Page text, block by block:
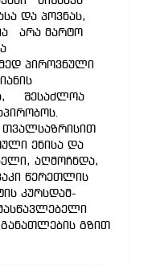
და პოვნას,
არა მარტო
პიროვნული
შესაძლოა
თვალსაზრისით
ენისა და
აღმოჩნდა,
წერეთლის
კურსდამ-
გზით